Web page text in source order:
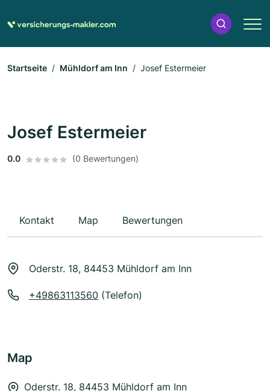
Startseite Mühldorf am Inn Josef Estermeier
Josef Estermeier
0.0 (0 Bewertungen)
Kontakt Map Bewertungen
Oderstr. 18, 84453 Mühldorf am Inn
+49863113560 (Telefon)
Map
Oderstr. 18, 84453 Mühldorf am Inn